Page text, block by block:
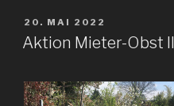
VERÖFFENTLICHT
AM
20. MAI 2022
Aktion Mieter-Obst II